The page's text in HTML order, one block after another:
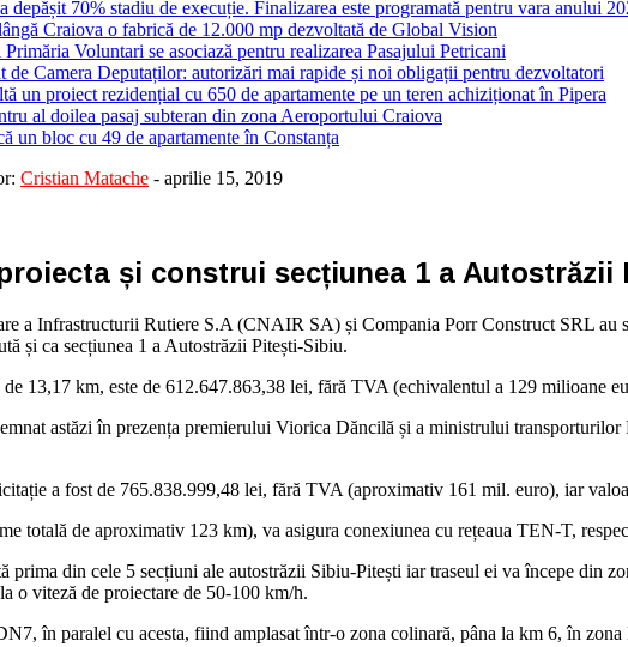
depășit 70% stadiu de execuție. Finalizarea este programată pentru vara anului
Craiova o fabrică de 12.000 mp dezvoltată de Global Vision
Voluntari se asociază pentru realizarea Pasajului Petricani
de Camera Deputaților: autorizări mai rapide și noi obligații pentru dezvoltatori
un proiect rezidențial cu 650 de apartamente pe un teren achiziționat în Pipera
al doilea pasaj subteran din zona Aeroportului Craiova
un bloc cu 49 de apartamente în Constanța
Cristian Matache - aprilie 15, 2019
și construi secțiunea 1 a Autostrăzii
a Infrastructurii Rutiere S.A (CNAIR SA) și Compania Porr Construct SRL
și ca secțiunea 1 a Autostrăzii Pitești-Sibiu.
13,17 km, este de 612.647.863,38 lei, fără TVA (echivalentul a 129 milioane
astăzi în prezența premierului Viorica Dăncilă și a ministrului
a fost de 765.838.999,48 lei, fără TVA (aproximativ 161 mil. euro), iar
totală de aproximativ 123 km), va asigura conexiunea cu rețeaua TEN-T,
prima din cele 5 secțiuni ale autostrăzii Sibiu-Pitești iar traseul ei va începe din
o viteză de proiectare de 50-100 km/h.
în paralel cu acesta, fiind amplasat într-o zona colinară, pâna la km 6, în zona